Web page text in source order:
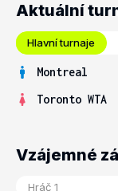
Aktuální
Hlavní turnaje
Montreal
Toronto WTA
Vzájemné